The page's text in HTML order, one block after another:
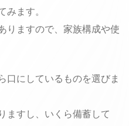
みます。
りますので、家族構成や使
口にしているものを選びま
ますし、いくら備蓄して